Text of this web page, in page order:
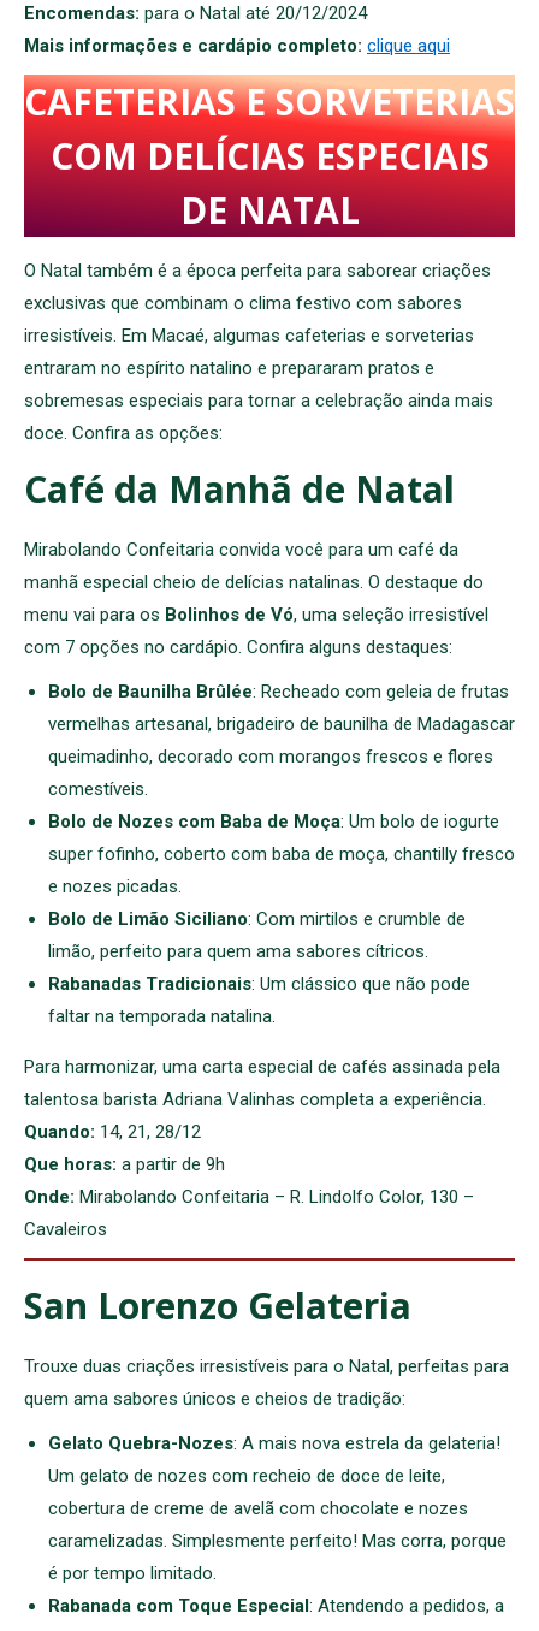
Encomendas: para o Natal até 20/12/2024
Mais informações e cardápio completo: clique aqui
CAFETERIAS E SORVETERIAS
COM DELÍCIAS ESPECIAIS
DE NATAL
O Natal também é a época perfeita para saborear criações
exclusivas que combinam o clima festivo com sabores
irresistíveis. Em Macaé, algumas cafeterias e sorveterias
entraram no espírito natalino e prepararam pratos e
sobremesas especiais para tornar a celebração ainda mais
doce. Confira as opções:
Café da Manhã de Natal
Mirabolando Confeitaria convida você para um café da
manhã especial cheio de delícias natalinas. O destaque do
menu vai para os Bolinhos de Vó, uma seleção irresistível
com 7 opções no cardápio. Confira alguns destaques:
Bolo de Baunilha Brûlée: Recheado com geleia de frutas
vermelhas artesanal, brigadeiro de baunilha de Madagascar
queimadinho, decorado com morangos frescos e flores
comestíveis.
Bolo de Nozes com Baba de Moça: Um bolo de iogurte
super fofinho, coberto com baba de moça, chantilly fresco
e nozes picadas.
Bolo de Limão Siciliano: Com mirtilos e crumble de
limão, perfeito para quem ama sabores cítricos.
Rabanadas Tradicionais: Um clássico que não pode
faltar na temporada natalina.
Para harmonizar, uma carta especial de cafés assinada pela
talentosa barista Adriana Valinhas completa a experiência.
Quando: 14, 21, 28/12
Que horas: a partir de 9h
Onde: Mirabolando Confeitaria – R. Lindolfo Color, 130 –
Cavaleiros
San Lorenzo Gelateria
Trouxe duas criações irresistíveis para o Natal, perfeitas para
quem ama sabores únicos e cheios de tradição:
Gelato Quebra-Nozes: A mais nova estrela da gelateria!
Um gelato de nozes com recheio de doce de leite,
cobertura de creme de avelã com chocolate e nozes
caramelizadas. Simplesmente perfeito! Mas corra, porque
é por tempo limitado.
Rabanada com Toque Especial: Atendendo a pedidos, a